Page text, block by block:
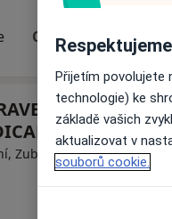
Cena nebyla přidána
DENT -
s.r.o.
Zubař
Přijetím povolujete
technologie) ke
základě vašich
aktualizovat v
souborů cookie.